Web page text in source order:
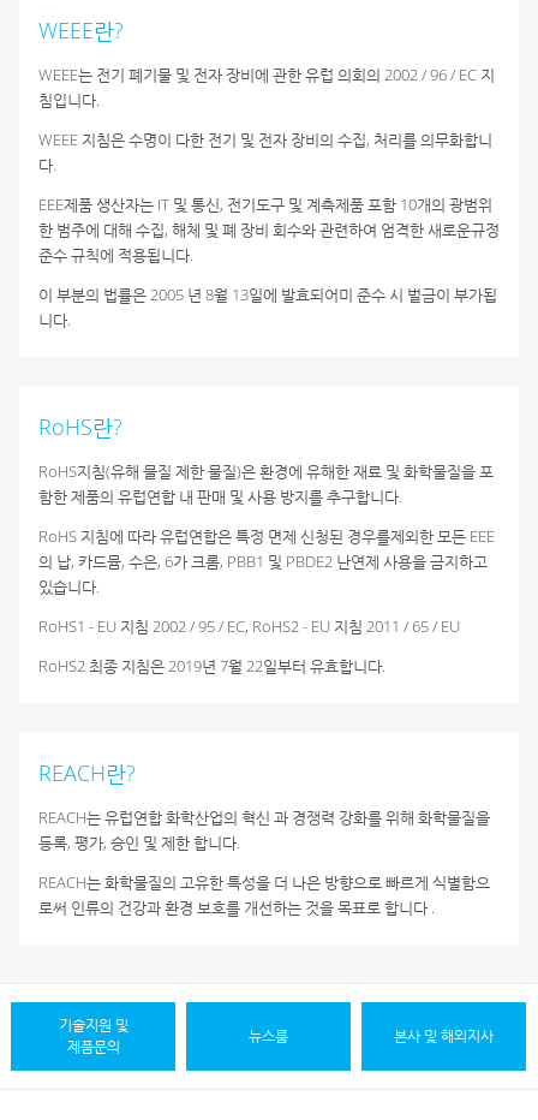
WEEE란?
WEEE는 전기 폐기물 및 전자 장비에 관한 유럽 의회의 2002 / 96 / EC 지
침입니다.
WEEE 지침은 수명이 다한 전기 및 전자 장비의 수집, 처리를 의무화합니
다.
EEE제품 생산자는 IT 및 통신, 전기도구 및 계측제품 포함 10개의 광범위
한 범주에 대해 수집, 해체 및 폐 장비 회수와 관련하여 엄격한 새로운규정
준수 규칙에 적용됩니다.
이 부분의 법률은 2005 년 8월 13일에 발효되어미 준수 시 벌금이 부가됩
니다.
RoHS란?
RoHS지침(유해 물질 제한 물질)은 환경에 유해한 재료 및 화학물질을 포
함한 제품의 유럽연합 내 판매 및 사용 방지를 추구합니다.
RoHS 지침에 따라 유럽연합은 특정 면제 신청된 경우를제외한 모든 EEE
의 납, 카드뮴, 수은, 6가 크롬, PBB1 및 PBDE2 난연제 사용을 금지하고
있습니다.
RoHS1 - EU 지침 2002 / 95 / EC, RoHS2 - EU 지침 2011 / 65 / EU
RoHS2 최종 지침은 2019년 7월 22일부터 유효합니다.
REACH란?
REACH는 유럽연합 화학산업의 혁신 과 경쟁력 강화를 위해 화학물질을
등록, 평가, 승인 및 제한합니다.
REACH는 화학물질의 고유한 특성을 더 나은 방향으로빠르게 식별함으
로써 인류의 건강과 환경 보호를 개선하는 것을 목표로 합니다 .
기술지원 및
제품문의
뉴스룸 본사 및 해외지사